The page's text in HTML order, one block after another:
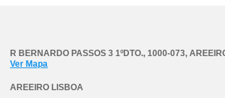
R BERNARDO PASSOS 3 1ºDTO., 1000-073,
Ver Mapa
AREEIRO LISBOA